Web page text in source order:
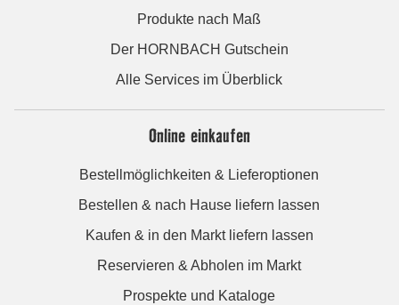
Produkte nach Maß
Der HORNBACH Gutschein
Alle Services im Überblick
Online einkaufen
Bestellmöglichkeiten & Lieferoptionen
Bestellen & nach Hause liefern lassen
Kaufen & in den Markt liefern lassen
Reservieren & Abholen im Markt
Prospekte und Kataloge